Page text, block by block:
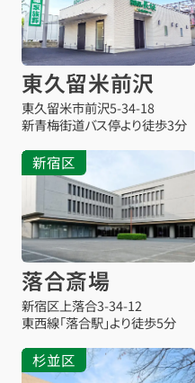
東久留米前沢
東久留米市前沢5-34-18
新青梅街道バス停より徒歩3分
新宿区
落合斎場
新宿区上落合3-34-12
東西線「落合駅」より徒歩5分
杉並区